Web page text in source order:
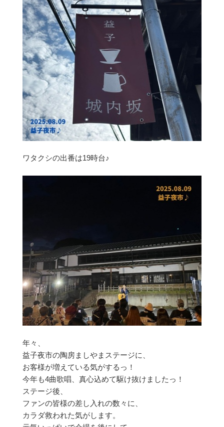
ワタクシの出番は19時台♪
年々、
益子夜市の陶房ましやまステージに、
お客様が増えている気がするっ！
今年も4曲歌唱、真心込めて駆け抜けましたっ！
ステージ後、
ファンの皆様の差し入れの数々に、
カラダ救われた気がします。